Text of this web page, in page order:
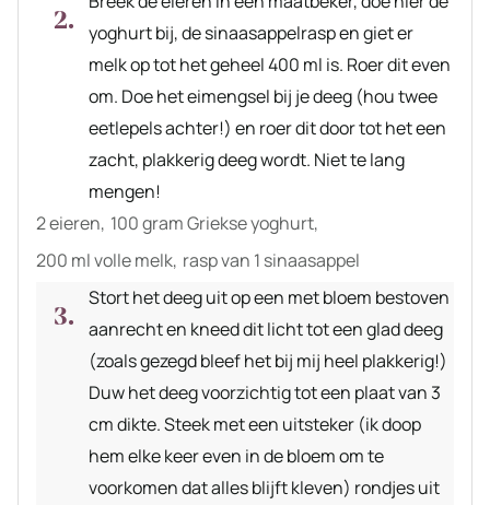
yoghurt bij, de sinaasappelrasp en giet er
melk op tot het geheel 400 ml is. Roer dit even
om. Doe het eimengsel bij je deeg (hou twee
eetlepels achter!) en roer dit door tot het een
zacht, plakkerig deeg wordt. Niet te lang
mengen!
2 eieren, 100 gram Griekse yoghurt,
200 ml volle melk, rasp van 1 sinaasappel
Stort het deeg uit op een met bloem bestoven
aanrecht en kneed dit licht tot een glad deeg
(zoals gezegd bleef het bij mij heel plakkerig!)
Duw het deeg voorzichtig tot een plaat van 3
cm dikte. Steek met een uitsteker (ik doop
hem elke keer even in de bloem om te
voorkomen dat alles blijft kleven) rondjes uit